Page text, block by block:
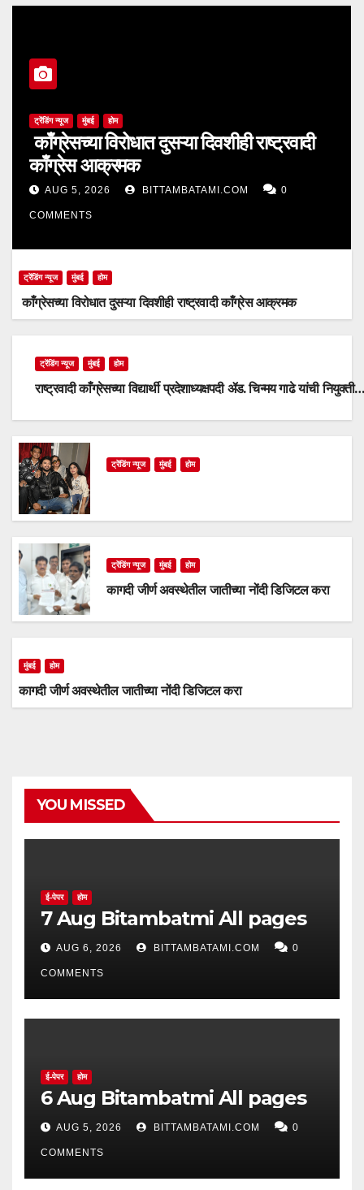
ट्रेंडिंग न्यूज मुंबई होम
काँग्रेसच्या विरोधात दुसऱ्या दिवशीही राष्ट्रवादी
काँग्रेस आक्रमक
AUG 5, 2026 BITTAMBATAMI.COM 0
COMMENTS
ट्रेंडिंग न्यूज मुंबई होम
काँग्रेसच्या विरोधात दुसऱ्या दिवशीही राष्ट्रवादी काँग्रेस आक्रमक
ट्रेंडिंग न्यूज मुंबई होम
राष्ट्रवादी काँग्रेसच्या विद्यार्थी प्रदेशाध्यक्षपदी ॲड. चिन्मय गाढे यांची नियुक्ती…
ट्रेंडिंग न्यूज मुंबई होम
ट्रेंडिंग न्यूज मुंबई होम
कागदी जीर्ण अवस्थेतील जातीच्या नोंदी डिजिटल करा
मुंबई होम
कागदी जीर्ण अवस्थेतील जातीच्या नोंदी डिजिटल करा
YOU MISSED
ई-पेपर होम
7 Aug Bitambatmi All pages
AUG 6, 2026 BITTAMBATAMI.COM 0
COMMENTS
ई-पेपर होम
6 Aug Bitambatmi All pages
AUG 5, 2026 BITTAMBATAMI.COM 0
COMMENTS